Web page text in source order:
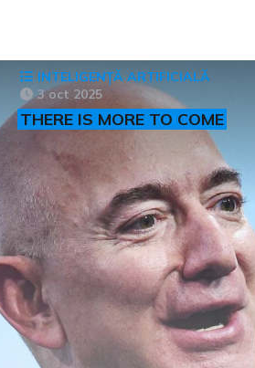
INTELIGENȚĂ ARTIFICIALĂ
3 oct 2025
THERE IS MORE TO COME